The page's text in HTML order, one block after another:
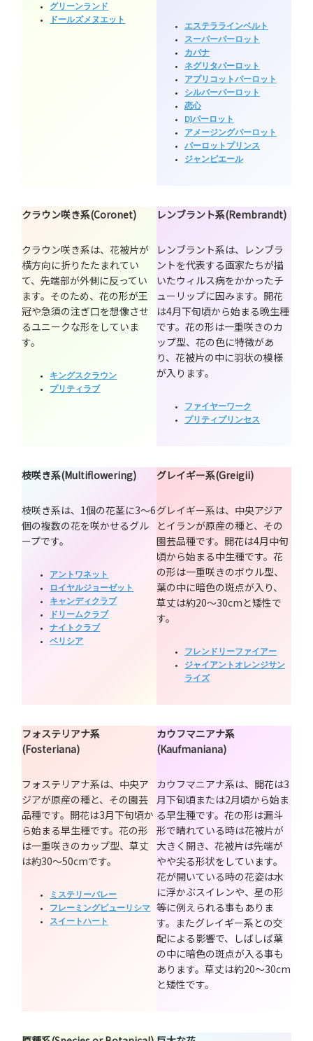
グリーンランド
ドールズメヌエット
エステララインベルト
スーパーパーロット
カバナ
ネグリタパーロット
アプリコットパーロット
シルバーパーロット
恋心
DJパーロット
アメージングパーロット
パーロットプリンス
ジャンピエール
クラウン咲き系(Coronet)
クラウン咲き系は、花被片が
横方向に折りたたまれてい
て、先端部が外側に反ってい
ます。そのため、花の形が王
冠や急須の注ぎ口を想像させ
るユニークな形をしていま
す。
キングスクラウン
プリティラブ
レンブラント系(Rembrandt)
レンブラント系は、レンブラ
ントを代表する画家たちが描
いたウィルス病をかかったチ
ューリップに因みます。開花
は4月下旬頃から始まる晩生種
です。花の形は一重咲きのカ
ップ型、花の色に特徴があ
り、花被片の中に羽状の模様
が入ります。
ファイヤーワーク
プリティプリンセス
枝咲き系(Multiflowering)
枝咲き系は、1個の花茎に3～6
個の複数の花を咲かせるグル
ープです。
アントワネット
ロイヤルジョーゼット
キャンディクラブ
ドリームクラブ
ナイトクラブ
ベリシア
グレイギー系(Greigii)
グレイギー系は、中央アジア
とイランが原産の種と、その
園芸品種です。開花は4月中旬
頃から始まる中生種です。花
の形は一重咲きのボウル型、
葉の中に暗色の斑点が入り、
草丈は約20～30cmと矮性で
す。
フレンドリーファイアー
ジャイアントオレンジサン
ライズ
フォステリアナ系
(Fosteriana)
フォステリアナ系は、中央ア
ジアが原産の種と、その園芸
品種です。開花は3月下旬頃か
ら始まる早生種です。花の形
は一重咲きのカップ型、草丈
は約30～50cmです。
ミステリーバレー
フレーミングピューリシマ
スイートハート
カウフマニアナ系
(Kaufmaniana)
カウフマニアナ系は、開花は3
月下旬頃または2月頃から始ま
る早生種です。花の形は漏斗
形で晴れている時は花被片が
大きく開き、花被片は先端が
やや尖る形状をしています。
花が開いている時の花姿は水
に浮かぶスイレンや、星の形
等に例えられる事もありま
す。またグレイギー系との交
配による影響で、しばしば葉
の中に暗色の斑点が入る事も
あります。草丈は約20～30cm
と矮性です。